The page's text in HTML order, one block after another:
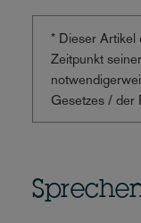
* Dieser Artikel
Zeitpunkt
Gesetzes / der